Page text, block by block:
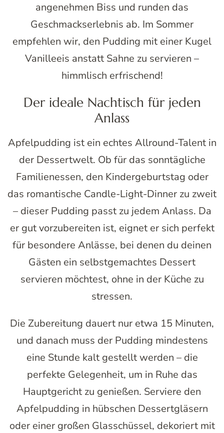
angenehmen Biss und runden das
Geschmackserlebnis ab. Im Sommer
empfehlen wir, den Pudding mit einer Kugel
Vanilleeis anstatt Sahne zu servieren –
himmlisch erfrischend!
Der ideale Nachtisch für jeden
Anlass
Apfelpudding ist ein echtes Allround-Talent in
der Dessertwelt. Ob für das sonntägliche
Familienessen, den Kindergeburtstag oder
das romantische Candle-Light-Dinner zu zweit
– dieser Pudding passt zu jedem Anlass. Da
er gut vorzubereiten ist, eignet er sich perfekt
für besondere Anlässe, bei denen du deinen
Gästen ein selbstgemachtes Dessert
servieren möchtest, ohne in der Küche zu
stressen.
Die Zubereitung dauert nur etwa 15 Minuten,
und danach muss der Pudding mindestens
eine Stunde kalt gestellt werden – die
perfekte Gelegenheit, um in Ruhe das
Hauptgericht zu genießen. Serviere den
Apfelpudding in hübschen Dessertgläsern
oder einer großen Glasschüssel, dekoriert mit